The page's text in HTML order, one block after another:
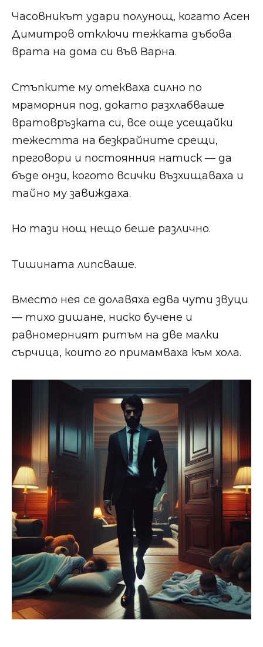
Часовникът удари полунощ, когато Асен
Димитров отключи тежката дъбова
врата на дома си във Варна.
Стъпките му отекваха силно по
мраморния под, докато разхлабваше
вратовръзката си, все още усещайки
тежестта на безкрайните срещи,
преговори и постоянния натиск — да
бъде онзи, когото всички възхищаваха и
тайно му завиждаха.
Но тази нощ нещо беше различно.
Тишината липсваше.
Вместо нея се долавяха едва чути звуци
— тихо дишане, ниско бучене и
равномерният ритъм на две малки
сърчица, които го примамваха към хола.